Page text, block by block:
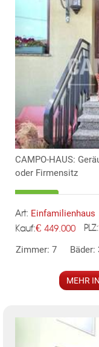
CAMPO-HAUS:
oder Firmensitz
Art: Einfamilienhaus
Kauf:€ 449.000 PLZ:
Zimmer: 7
Bäder:
MEHR